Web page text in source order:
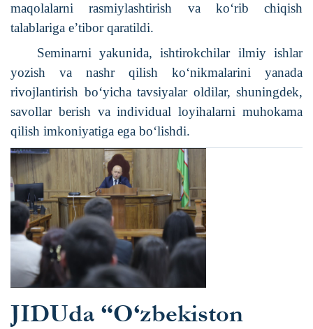
maqolalarni rasmiylashtirish va ko‘rib chiqish
talablariga e’tibor qaratildi.
Seminarni yakunida, ishtirokchilar ilmiy ishlar
yozish va nashr qilish ko‘nikmalarini yanada
rivojlantirish bo‘yicha tavsiyalar oldilar, shuningdek,
savollar berish va individual loyihalarni muhokama
qilish imkoniyatiga ega bo‘lishdi.
JIDUda “O‘zbekiston